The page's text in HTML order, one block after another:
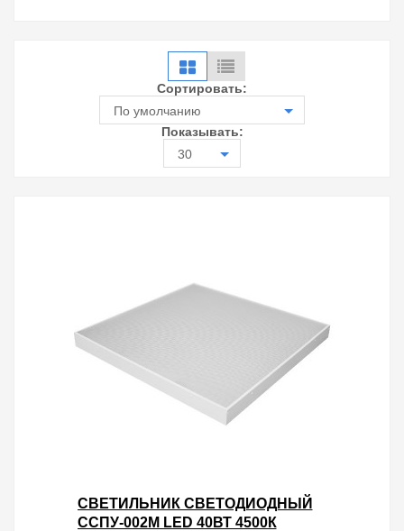
Сортировать:
По умолчанию
Показывать:
30
CВЕТИЛЬНИК СВЕТОДИОДНЫЙ
ССПУ-002М LED 40ВТ 4500К